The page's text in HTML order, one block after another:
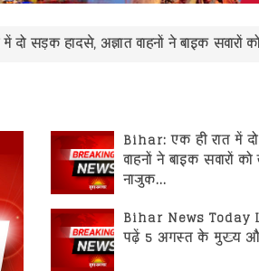
अज्ञात वाहनों ने बाइक सवारों को रौंदा; चार
Bihar: एक ही रात में
वाहनों ने बाइक सवारों
नाजुक...
Bihar News Today
पढ़ें 5 अगस्त के मुख्य और